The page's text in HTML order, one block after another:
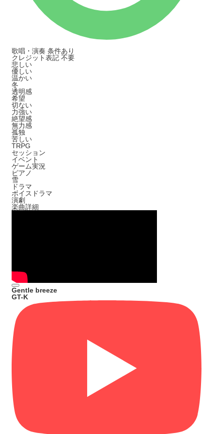
歌唱・演奏 条件あり
クレジット表記 不要
悲しい
優しい
温かい
冬
透明感
希望
切ない
力強い
絶望感
無力感
孤独
苦しい
TRPG
セッション
イベント
ゲーム実況
ピアノ
雪
ドラマ
ボイスドラマ
演劇
楽曲詳細
Gentle breeze
GT-K